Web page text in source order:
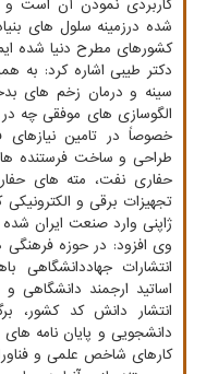
کاربردی نمودن آن است و
شده درزمینه سلول های
کشورهای مطرح دنیا شده
دکتر طیبی اشاره کرد: به
سینه و درمان زخم های
الگوسازی های موفقی چه
خصوصاً در تامین نیازهای
حفاری نفت، مته های
تجهیزات برقی و
ژاپنی وارد صنعت ایران شده
وی افزود: در حوزه
انتشارات
اساتید ارجمند
انتشار دانش کد کشور،
دانشجویی و پایان نامه
کارهای شاخص علمی و